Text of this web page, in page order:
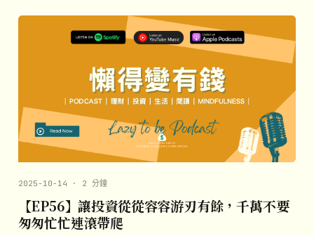
2025-10-14 · 2 分鐘
【EP56】讓投資從從容容游刃有餘，千萬不要
匆匆忙忙連滾帶爬